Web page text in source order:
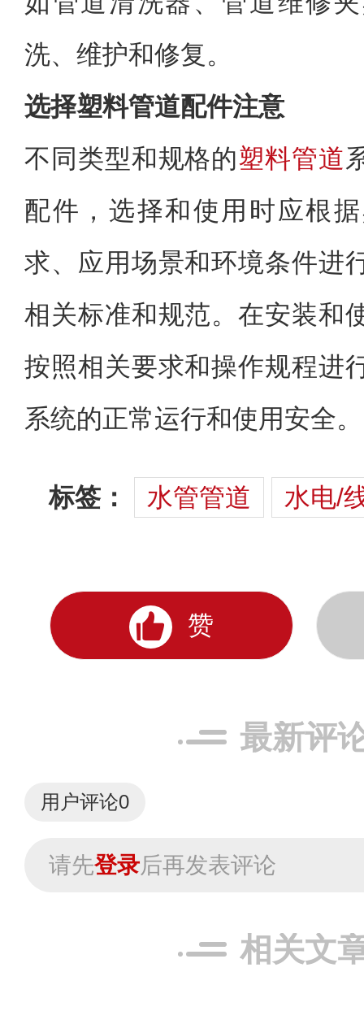
洗、维护和修复。
选择塑料管道配件注意
不同类型和规格的塑料管道
配件，选择和使用时应根
求、应用场景和环境条件进
相关标准和规范。在安装和
按照相关要求和操作规程进
系统的正常运行和使用安全。
标签： 水管管道 水电/
赞
最新评
用户评论0
请先登录后再发表评论
相关文